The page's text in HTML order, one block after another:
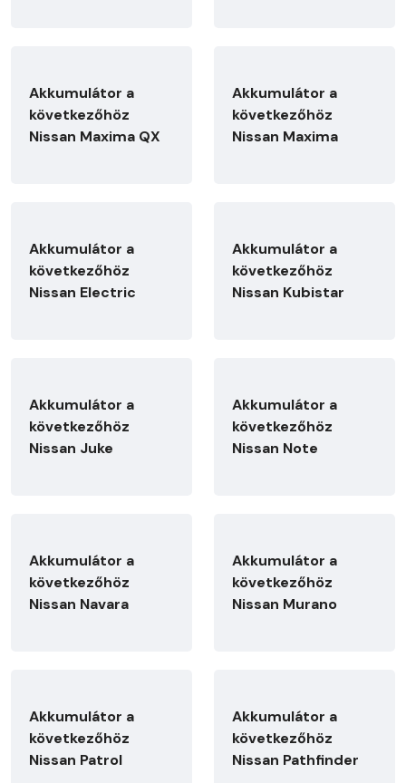
Akkumulátor a
következőhöz
Nissan Maxima QX
Akkumulátor a
következőhöz
Nissan Maxima
Akkumulátor a
következőhöz
Nissan Electric
Akkumulátor a
következőhöz
Nissan Kubistar
Akkumulátor a
következőhöz
Nissan Juke
Akkumulátor a
következőhöz
Nissan Note
Akkumulátor a
következőhöz
Nissan Navara
Akkumulátor a
következőhöz
Nissan Murano
Akkumulátor a
következőhöz
Nissan Patrol
Akkumulátor a
következőhöz
Nissan Pathfinder